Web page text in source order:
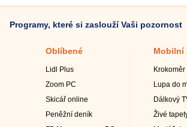
Programy, které si zaslouží Vaši pozornost
Oblíbené
Lidl Plus
Zoom PC
Skicář online
Peněžní deník
Mobilní
Lupa do
Dálkový
Živé